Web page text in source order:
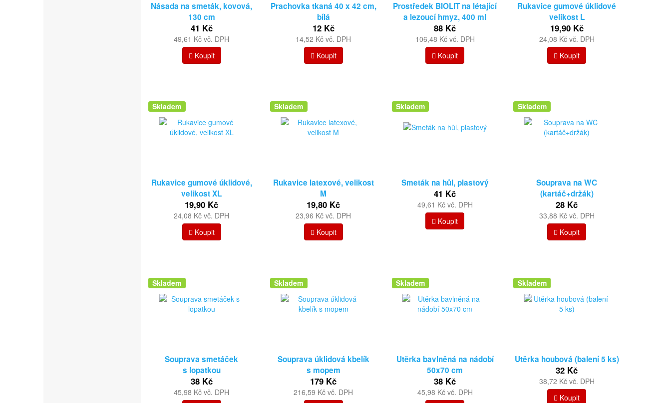
Násada na smeták, kovová,
130 cm
41 Kč
49,61 Kč vč. DPH
Koupit
Prachovka tkaná 40 x 42 cm,
bílá
12 Kč
14,52 Kč vč. DPH
Koupit
Prostředek BIOLIT na létající
a lezoucí hmyz, 400 ml
88 Kč
106,48 Kč vč. DPH
Koupit
Rukavice gumové úklidové
velikost L
19,90 Kč
24,08 Kč vč. DPH
Koupit
Skladem
Rukavice gumové úklidové,
velikost XL
19,90 Kč
24,08 Kč vč. DPH
Koupit
Skladem
Rukavice latexové, velikost
M
19,80 Kč
23,96 Kč vč. DPH
Koupit
Skladem
Smeták na hůl, plastový
41 Kč
49,61 Kč vč. DPH
Koupit
Skladem
Souprava na WC
(kartáč+držák)
28 Kč
33,88 Kč vč. DPH
Koupit
Skladem
Souprava smetáček
s lopatkou
38 Kč
45,98 Kč vč. DPH
Skladem
Souprava úklidová kbelík
s mopem
179 Kč
216,59 Kč vč. DPH
Skladem
Utěrka bavlněná na nádobí
50x70 cm
38 Kč
45,98 Kč vč. DPH
Skladem
Utěrka houbová (balení 5 ks)
32 Kč
38,72 Kč vč. DPH
Koupit